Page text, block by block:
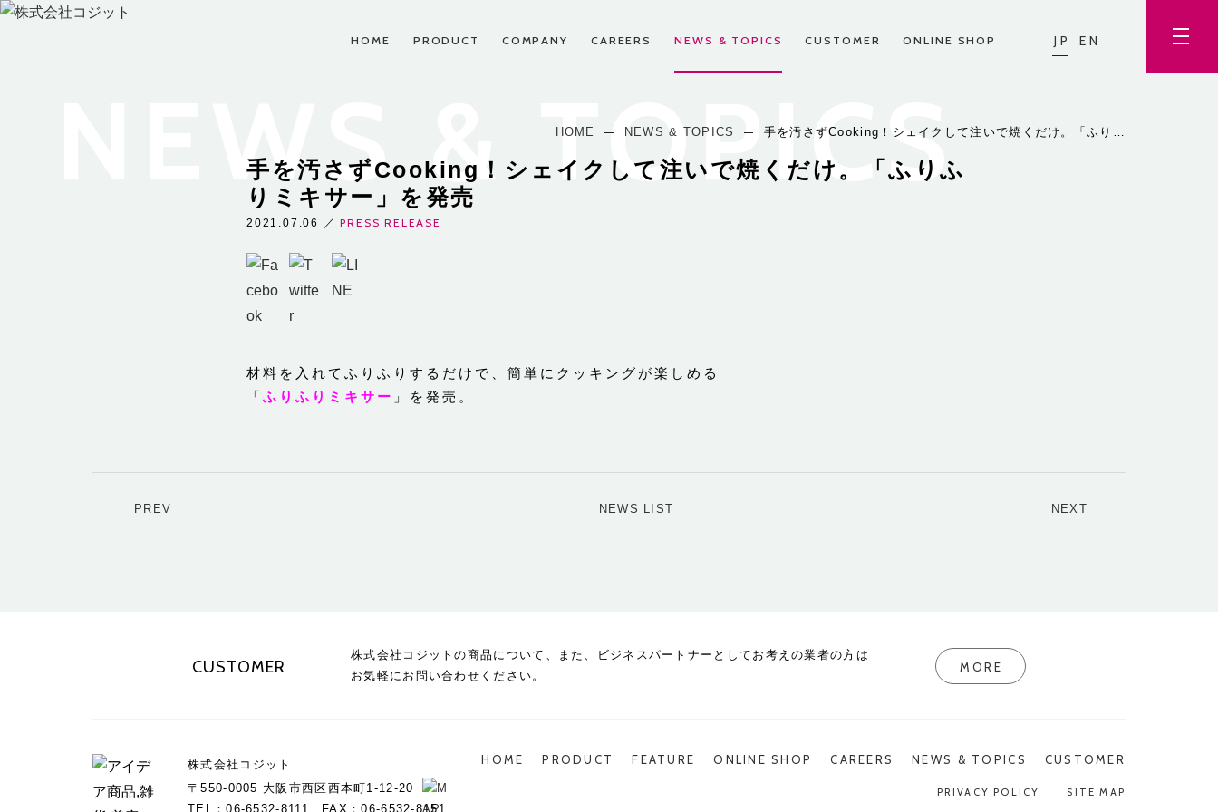
HOME PRODUCT COMPANY
CEO挨拶
沿革
CAREERS
先輩たちの声
NEWS & TOPICS CUSTOMER
お問い合わせ
ビジネスパートナー申し込み
FAQ
ONLINE SHOP JP EN
NEWS & TOPICS
HOME NEWS & TOPICS 手を汚さずCooking！シェイクして注いで焼くだけ。「ふり…
手を汚さずCooking！シェイクして注いで焼くだけ。「ふりふ
りミキサー」を発売
2021.07.06 ／PRESS RELEASE
材料を入れてふりふりするだけで、簡単にクッキングが楽しめる
「 ふりふりミキサー 」を発売。
NEWS LIST
PREV NEXT
CUSTOMER
株式会社コジットの商品について、また、ビジネスパートナーとしてお考えの業者の方は
お気軽にお問い合わせください。
MORE
株式会社コジット
〒550-0005 大阪市西区西本町1-12-20
TEL：06-6532-8111 FAX：06-6532-8151
HOME PRODUCT FEATURE ONLINE SHOP CAREERS NEWS & TOPICS CUSTOMER
PRIVACY POLICY SITE MAP